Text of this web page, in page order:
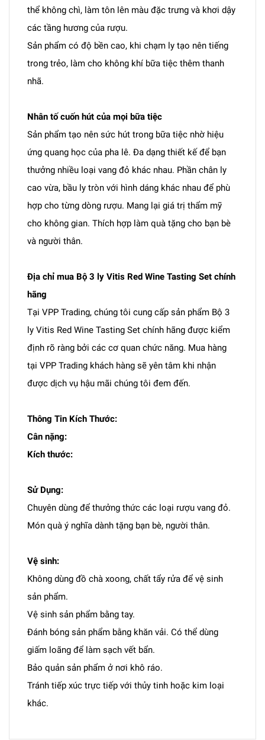
thể không chì, làm tôn lên màu đặc trưng và khơi dậy
các tầng hương của rượu.
Sản phẩm có độ bền cao, khi chạm ly tạo nên tiếng
trong trẻo, làm cho không khí bữa tiệc thêm thanh
nhã.
Nhân tố cuốn hút của mọi bữa tiệc
Sản phẩm tạo nên sức hút trong bữa tiệc nhờ hiệu
ứng quang học của pha lê. Đa dạng thiết kế để bạn
thưởng nhiều loại vang đỏ khác nhau. Phần chân ly
cao vừa, bầu ly tròn với hình dáng khác nhau để phù
hợp cho từng dòng rượu. Mang lại giá trị thẩm mỹ
cho không gian. Thích hợp làm quà tặng cho bạn bè
và người thân.
Địa chỉ mua Bộ 3 ly Vitis Red Wine Tasting Set chính
hãng
Tại VPP Trading, chúng tôi cung cấp sản phẩm Bộ 3
ly Vitis Red Wine Tasting Set chính hãng được kiểm
định rõ ràng bởi các cơ quan chức năng. Mua hàng
tại VPP Trading khách hàng sẽ yên tâm khi nhận
được dịch vụ hậu mãi chúng tôi đem đến.
Thông Tin Kích Thước:
Cân nặng:
Kích thước:
Sử Dụng:
Chuyên dùng để thưởng thức các loại rượu vang đỏ.
Món quà ý nghĩa dành tặng bạn bè, người thân.
Vệ sinh:
Không dùng đồ chà xoong, chất tẩy rửa để vệ sinh
sản phẩm.
Vệ sinh sản phẩm bằng tay.
Đánh bóng sản phẩm bằng khăn vải. Có thể dùng
giấm loãng để làm sạch vết bẩn.
Bảo quản sản phẩm ở nơi khô ráo.
Tránh tiếp xúc trực tiếp với thủy tinh hoặc kim loại
khác.